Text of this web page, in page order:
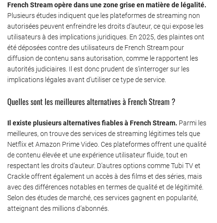
French Stream opère dans une zone grise en matière de légalité.
Plusieurs études indiquent que les plateformes de streaming non
autorisées peuvent enfreindre les droits d’auteur, ce qui expose les
utilisateurs à des implications juridiques. En 2025, des plaintes ont
été déposées contre des utilisateurs de French Stream pour
diffusion de contenu sans autorisation, comme le rapportent les
autorités judiciaires. Il est donc prudent de s’interroger sur les
implications légales avant d’utiliser ce type de service.
Quelles sont les meilleures alternatives à French Stream ?
Il existe plusieurs alternatives fiables à French Stream. Parmi les
meilleures, on trouve des services de streaming légitimes tels que
Netflix et Amazon Prime Video. Ces plateformes offrent une qualité
de contenu élevée et une expérience utilisateur fluide, tout en
respectant les droits d’auteur. D’autres options comme Tubi TV et
Crackle offrent également un accès à des films et des séries, mais
avec des différences notables en termes de qualité et de légitimité.
Selon des études de marché, ces services gagnent en popularité,
atteignant des millions d’abonnés.